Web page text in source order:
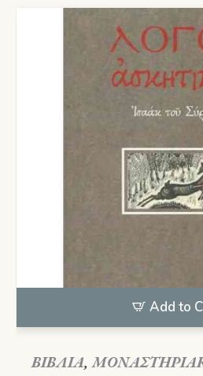
Add to
ΒΙΒΛΙΑ,